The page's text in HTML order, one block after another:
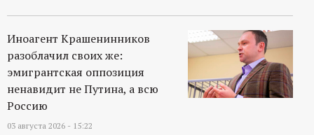
Иноагент Крашенинников
разоблачил своих же:
эмигрантская оппозиция
ненавидит не Путина, а всю
Россию
03 августа 2026 - 15:22